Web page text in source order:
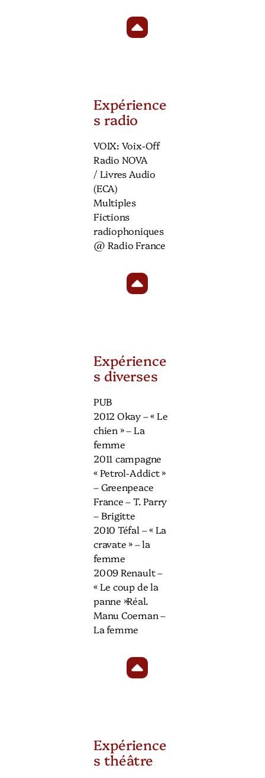
Expérience
s radio
VOIX: Voix-Off
Radio NOVA
/ Livres Audio
(ECA)
Multiples
Fictions
radiophoniques
@ Radio France
Expérience
s diverses
PUB
2012 Okay – « Le
chien » – La
femme
2011 campagne
« Petrol-Addict »
– Greenpeace
France – T. Parry
– Brigitte
2010 Téfal – « La
cravate » – la
femme
2009 Renault –
« Le coup de la
panne »Réal.
Manu Coeman –
La femme
Expérience
s théâtre